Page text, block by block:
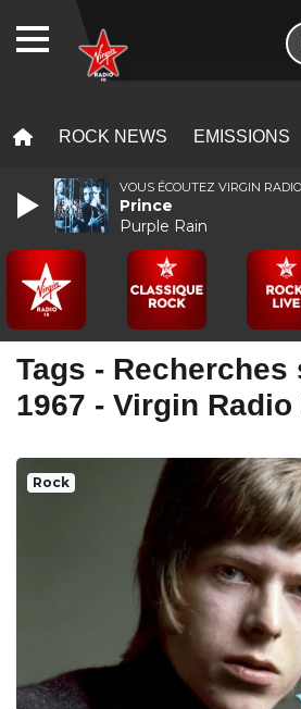
ROCK NEWS EMISSIONS
Tags - Recherches
1967 - Virgin Radio
Rock
VOUS ÉCOUTEZ VIRGIN RADIO
Prince
Purple Rain
WEBRADIO